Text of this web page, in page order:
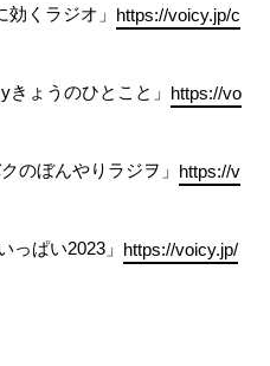
くラジオ」 https://voicy.jp/c
ょうのひとこと」 https://vo
のぼんやりラジヲ」 https://v
っぱい2023」 https://voicy.jp/